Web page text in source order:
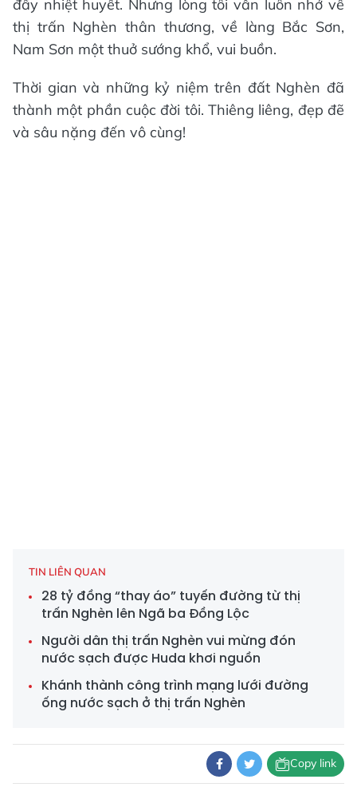
đầy nhiệt huyết. Nhưng lòng tôi vẫn luôn nhớ về
thị trấn Nghèn thân thương, về làng Bắc Sơn,
Nam Sơn một thuở sướng khổ, vui buồn.
Thời gian và những kỷ niệm trên đất Nghèn đã
thành một phần cuộc đời tôi. Thiêng liêng, đẹp đẽ
và sâu nặng đến vô cùng!
TIN LIÊN QUAN
28 tỷ đồng “thay áo” tuyến đường từ thị
trấn Nghèn lên Ngã ba Đồng Lộc
Người dân thị trấn Nghèn vui mừng đón
nước sạch được Huda khơi nguồn
Khánh thành công trình mạng lưới đường
ống nước sạch ở thị trấn Nghèn
Copy link